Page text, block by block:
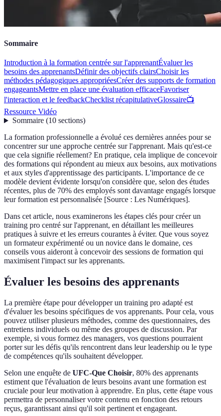
Sommaire
Introduction à la formation centrée sur l'apprenantÉvaluer les
besoins des apprenantsDéfinir des objectifs clairsChoisir les
méthodes pédagogiques appropriéesCréer des supports de formation
engageantsMettre en place une évaluation efficaceFavoriser
l'interaction et le feedbackChecklist récapitulativeGlossaire📺
Ressource Vidéo
Sommaire(10 sections)
La formation professionnelle a évolué ces dernières années pour se
concentrer sur une approche centrée sur l'apprenant. Mais qu'est-ce
que cela signifie réellement? En pratique, cela implique de concevoir
des formations qui répondent au mieux aux besoins, aux motivations
et aux styles d'apprentissage des participants. L'importance de ce
modèle devient évidente lorsqu'on considère que, selon des études
récentes, plus de 70% des employés sont davantage engagés lorsque
leur formation est personnalisée [Source : Les Numériques].
Dans cet article, nous examinerons les étapes clés pour créer un
training pro centré sur l'apprenant, en détaillant les meilleures
pratiques à suivre et les erreurs courantes à éviter. Que vous soyez
un formateur expérimenté ou un novice dans le domaine, ces
conseils vous aideront à concevoir des sessions de formation qui
maximisent l'impact sur les apprenants.
Évaluer les besoins des apprenants
La première étape pour développer un training pro adapté est
d'évaluer les besoins spécifiques de vos apprenants. Pour cela, vous
pouvez utiliser plusieurs méthodes, comme des questionnaires, des
entretiens individuels ou même des groupes de discussion. Par
exemple, si vous formez des managers, vos questions pourraient
porter sur les défis qu'ils rencontrent dans leur leadership ou le type
de compétences qu'ils souhaitent développer.
Selon une enquête de UFC-Que Choisir, 80% des apprenants
estiment que l'évaluation de leurs besoins avant une formation est
cruciale pour leur motivation à apprendre. En plus, cette étape vous
permettra de personnaliser votre contenu en fonction des retours
reçus, garantissant ainsi qu'il soit pertinent et engageant.